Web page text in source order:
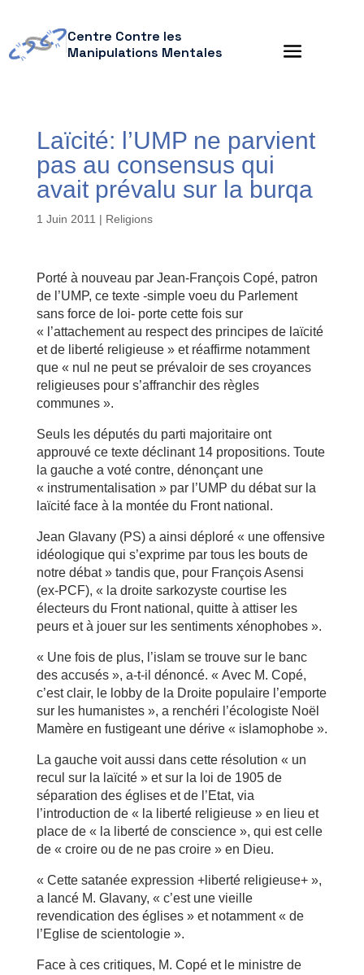
Centre Contre les
Manipulations Mentales
Laïcité: l’UMP ne parvient
pas au consensus qui
avait prévalu sur la burqa
1 Juin 2011 | Religions
Porté à nouveau par Jean-François Copé, patron
de l’UMP, ce texte -simple voeu du Parlement
sans force de loi- porte cette fois sur
« l’attachement au respect des principes de laïcité
et de liberté religieuse » et réaffirme notamment
que « nul ne peut se prévaloir de ses croyances
religieuses pour s’affranchir des règles
communes ».
Seuls les députés du parti majoritaire ont
approuvé ce texte déclinant 14 propositions. Toute
la gauche a voté contre, dénonçant une
« instrumentalisation » par l’UMP du débat sur la
laïcité face à la montée du Front national.
Jean Glavany (PS) a ainsi déploré « une offensive
idéologique qui s’exprime par tous les bouts de
notre débat » tandis que, pour François Asensi
(ex-PCF), « la droite sarkozyste courtise les
électeurs du Front national, quitte à attiser les
peurs et à jouer sur les sentiments xénophobes ».
« Une fois de plus, l’islam se trouve sur le banc
des accusés », a-t-il dénoncé. « Avec M. Copé,
c’est clair, le lobby de la Droite populaire l’emporte
sur les humanistes », a renchéri l’écologiste Noël
Mamère en fustigeant une dérive « islamophobe ».
La gauche voit aussi dans cette résolution « un
recul sur la laïcité » et sur la loi de 1905 de
séparation des églises et de l’Etat, via
l’introduction de « la liberté religieuse » en lieu et
place de « la liberté de conscience », qui est celle
de « croire ou de ne pas croire » en Dieu.
« Cette satanée expression +liberté religieuse+ »,
a lancé M. Glavany, « c’est une vieille
revendication des églises » et notamment « de
l’Eglise de scientologie ».
Face à ces critiques, M. Copé et le ministre de